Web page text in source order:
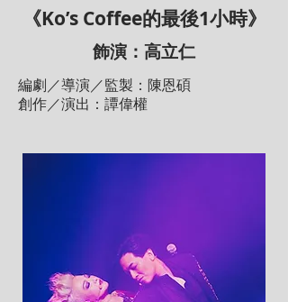
《Ko’s Coffee的最後1小時》
飾演：高立仁
編劇／導演／監製：陳恩碩
創作／演出：譚偉權